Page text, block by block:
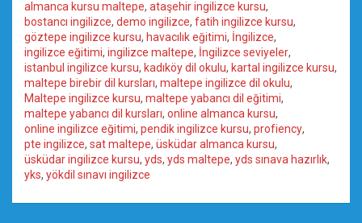
almanca kursu maltepe, ataşehir ingilizce kursu,
bostancı ingilizce, demo ingilizce, fatih ingilizce kursu,
göztepe ingilizce kursu, havacılık eğitimi, İngilizce,
ingilizce eğitimi, ingilizce maltepe, İngilizce seviyeler,
istanbul ingilizce kursu, kadıköy dil okulu, kartal ingilizce kursu,
maltepe birebir dil kursları, maltepe ingilizce dil okulu,
Maltepe ingilizce kursu, maltepe yabancı dil eğitimi,
maltepe yabancı dil kursları, online almanca kursu,
online ingilizce eğitimi, pendik ingilizce kursu, profiency,
pte ingilizce, sat maltepe, üsküdar almanca kursu,
üsküdar ingilizce kursu, yds, yds maltepe, yds sınava hazırlık,
yks, yökdil sınavı ingilizce